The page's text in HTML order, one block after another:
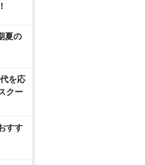
夏の
を応
クー
すす